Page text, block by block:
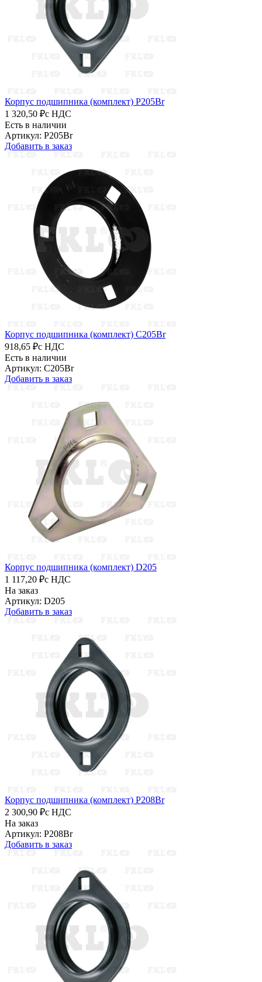
Корпус подшипника (комплект) P205Br
1 320,50 ₽с НДС
Есть в наличии
Артикул: P205Br
Добавить в заказ
Корпус подшипника (комплект) C205Br
918,65 ₽с НДС
Есть в наличии
Артикул: C205Br
Добавить в заказ
Корпус подшипника (комплект) D205
1 117,20 ₽с НДС
На заказ
Артикул: D205
Добавить в заказ
Корпус подшипника (комплект) P208Br
2 300,90 ₽с НДС
На заказ
Артикул: P208Br
Добавить в заказ